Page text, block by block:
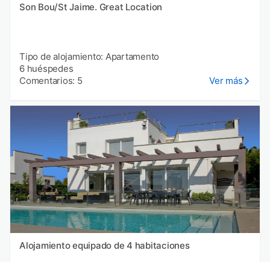
Son Bou/St Jaime. Great Location
Tipo de alojamiento: Apartamento
6 huéspedes
Comentarios: 5
Ver más
Alojamiento equipado de 4 habitaciones